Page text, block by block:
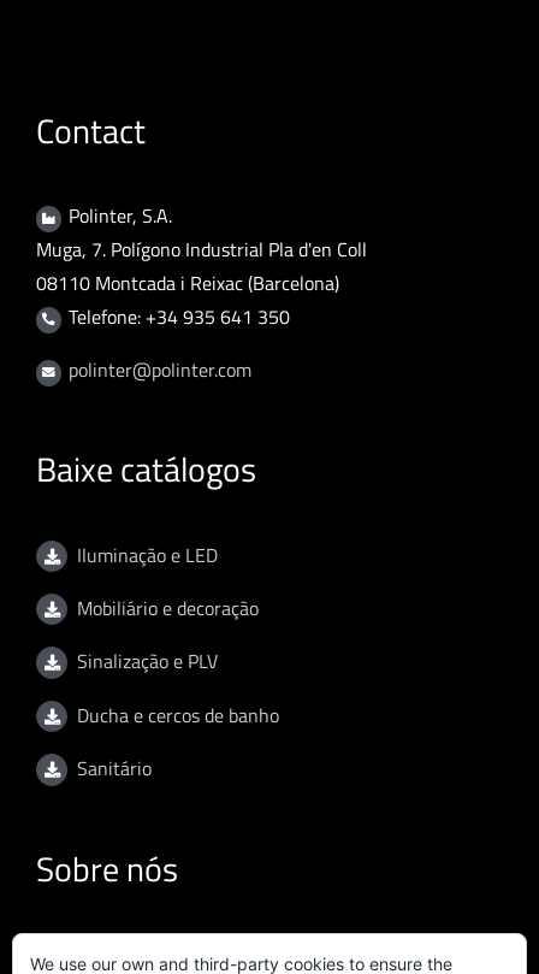
Contact
Polinter, S.A.
Muga, 7. Polígono Industrial Pla d'en Coll
08110 Montcada i Reixac (Barcelona)
Telefone: +34 935 641 350
polinter@polinter.com
Baixe catálogos
Iluminação e LED
Mobiliário e decoração
Sinalização e PLV
Ducha e cercos de banho
Sanitário
Sobre nós
Termos de utilização (versão inglesa)
We use our own and third-party cookies to ensure the